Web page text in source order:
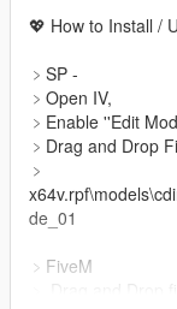
💖 How to Install /
﹥SP -
﹥Open IV,
﹥Enable ''Edit
﹥Drag and Drop
﹥
de_01
﹥FiveM